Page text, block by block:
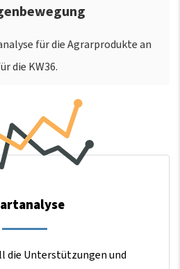
für die Agrarprodukte an
die KW36.
die Unterstützungen und